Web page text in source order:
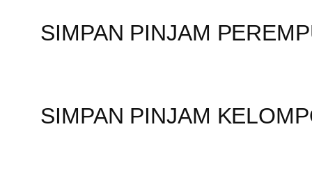
SIMPAN PINJAM
SIMPAN PINJAM